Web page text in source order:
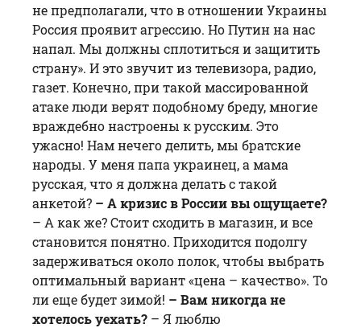
не предполагали, что в отношении Украины
Россия проявит агрессию. Но Путин на нас
напал. Мы должны сплотиться и защитить
страну». И это звучит из телевизора, радио,
газет. Конечно, при такой массированной
атаке люди верят подобному бреду, многие
враждебно настроены к русским. Это
ужасно! Нам нечего делить, мы братские
народы. У меня папа украинец, а мама
русская, что я должна делать с такой
анкетой? – А кризис в России вы ощущаете?
– А как же? Стоит сходить в магазин, и все
становится понятно. Приходится подолгу
задерживаться около полок, чтобы выбрать
оптимальный вариант «цена – качество». То
ли еще будет зимой! – Вам никогда не
хотелось уехать? – Я люблю